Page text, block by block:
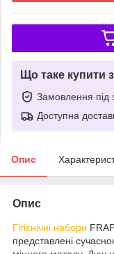
Що таке купити
Замовлення під
Доступна
Опис
Опис
Гігієнічні набори
представлені